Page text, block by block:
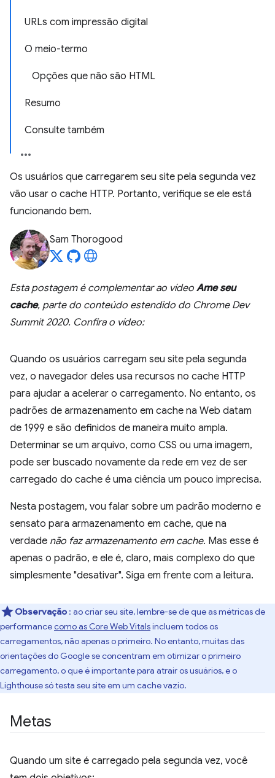
URLs com impressão digital
O meio-termo
Opções que não são HTML
Resumo
Consulte também
Os usuários que carregarem seu site pela segunda vez
vão usar o cache HTTP. Portanto, verifique se ele está
funcionando bem.
Sam Thorogood
Esta postagem é complementar ao vídeo Ame seu
cache, parte do conteúdo estendido do Chrome Dev
Summit 2020. Confira o vídeo:
Quando os usuários carregam seu site pela segunda
vez, o navegador deles usa recursos no cache HTTP
para ajudar a acelerar o carregamento. No entanto, os
padrões de armazenamento em cache na Web datam
de 1999 e são definidos de maneira muito ampla.
Determinar se um arquivo, como CSS ou uma imagem,
pode ser buscado novamente da rede em vez de ser
carregado do cache é uma ciência um pouco imprecisa.
Nesta postagem, vou falar sobre um padrão moderno e
sensato para armazenamento em cache, que na
verdade não faz armazenamento em cache. Mas esse é
apenas o padrão, e ele é, claro, mais complexo do que
simplesmente "desativar". Siga em frente com a leitura.
Observação : ao criar seu site, lembre-se de que as métricas de
performancecomo as Core Web Vitalsincluem todos os
carregamentos, não apenas o primeiro. No entanto, muitas das
orientações do Google se concentram em otimizar o primeiro
carregamento, o que é importante para atrair os usuários, e o
Lighthouse só testa seu site em um cache vazio.
Metas
Quando um site é carregado pela segunda vez, você